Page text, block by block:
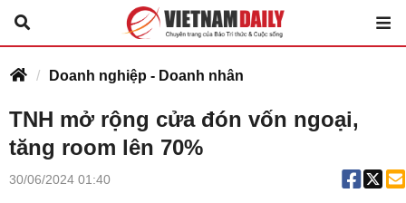
Doanh nghiệp - Doanh nhân
TNH mở rộng cửa đón vốn ngoại,
tăng room lên 70%
30/06/2024 01:40